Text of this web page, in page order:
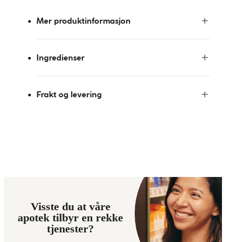
Mer produktinformasjon
Ingredienser
Frakt og levering
Visste du at våre
apotek tilbyr en rekke
tjenester?